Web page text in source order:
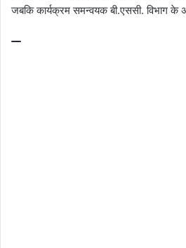
जबकि कार्यक्रम समन्वयक बी.एससी. विभाग के